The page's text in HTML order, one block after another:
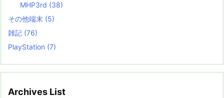
MHP3rd (38)
その他端末 (5)
雑記 (76)
PlayStation (7)
Archives List